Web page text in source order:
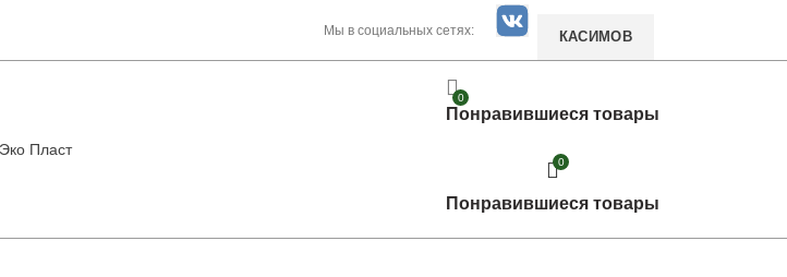
Мы в социальных сетях: КАСИМОВ
0
Понравившиеся товары
0
Понравившиеся товары